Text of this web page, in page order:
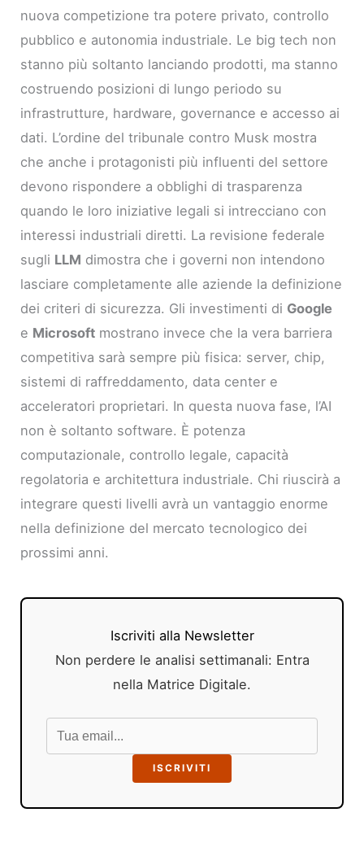
nuova competizione tra potere privato, controllo
pubblico e autonomia industriale. Le big tech non
stanno più soltanto lanciando prodotti, ma stanno
costruendo posizioni di lungo periodo su
infrastrutture, hardware, governance e accesso ai
dati. L’ordine del tribunale contro Musk mostra
che anche i protagonisti più influenti del settore
devono rispondere a obblighi di trasparenza
quando le loro iniziative legali si intrecciano con
interessi industriali diretti. La revisione federale
sugli LLM dimostra che i governi non intendono
lasciare completamente alle aziende la definizione
dei criteri di sicurezza. Gli investimenti di Google
e Microsoft mostrano invece che la vera barriera
competitiva sarà sempre più fisica: server, chip,
sistemi di raffreddamento, data center e
acceleratori proprietari. In questa nuova fase, l’AI
non è soltanto software. È potenza
computazionale, controllo legale, capacità
regolatoria e architettura industriale. Chi riuscirà a
integrare questi livelli avrà un vantaggio enorme
nella definizione del mercato tecnologico dei
prossimi anni.
Iscriviti alla Newsletter
Non perdere le analisi settimanali: Entra
nella Matrice Digitale.
ISCRIVITI